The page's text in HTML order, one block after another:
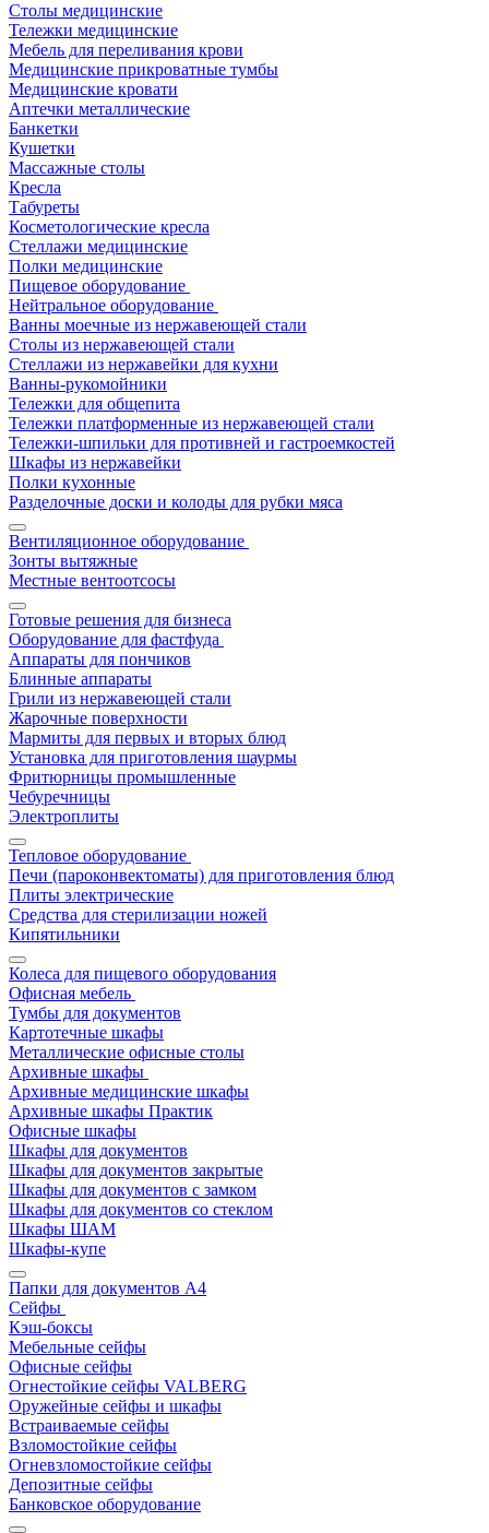
Столы медицинские
Тележки медицинские
Мебель для переливания крови
Медицинские прикроватные тумбы
Медицинские кровати
Аптечки металлические
Банкетки
Кушетки
Массажные столы
Кресла
Табуреты
Косметологические кресла
Стеллажи медицинские
Полки медицинские
Пищевое оборудование
Нейтральное оборудование
Ванны моечные из нержавеющей стали
Столы из нержавеющей стали
Стеллажи из нержавейки для кухни
Ванны-рукомойники
Тележки для общепита
Тележки платформенные из нержавеющей стали
Тележки-шпильки для противней и гастроемкостей
Шкафы из нержавейки
Полки кухонные
Разделочные доски и колоды для рубки мяса
Вентиляционное оборудование
Зонты вытяжные
Местные вентоотсосы
Готовые решения для бизнеса
Оборудование для фастфуда
Аппараты для пончиков
Блинные аппараты
Грили из нержавеющей стали
Жарочные поверхности
Мармиты для первых и вторых блюд
Установка для приготовления шаурмы
Фритюрницы промышленные
Чебуречницы
Электроплиты
Тепловое оборудование
Печи (пароконвектоматы) для приготовления блюд
Плиты электрические
Средства для стерилизации ножей
Кипятильники
Колеса для пищевого оборудования
Офисная мебель
Тумбы для документов
Картотечные шкафы
Металлические офисные столы
Архивные шкафы
Архивные медицинские шкафы
Архивные шкафы Практик
Офисные шкафы
Шкафы для документов
Шкафы для документов закрытые
Шкафы для документов с замком
Шкафы для документов со стеклом
Шкафы ШАМ
Шкафы-купе
Папки для документов A4
Сейфы
Кэш-боксы
Мебельные сейфы
Офисные сейфы
Огнестойкие сейфы VALBERG
Оружейные сейфы и шкафы
Встраиваемые сейфы
Взломостойкие сейфы
Огневзломостойкие сейфы
Депозитные сейфы
Банковское оборудование